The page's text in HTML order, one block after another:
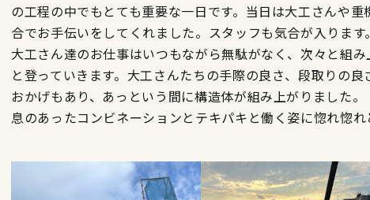
の工程の中でもとても重要な一日です。当日は大工さんや
合でお手伝いをしてくれました。スタッフも気合が入ります。
大工さん達のお仕事はいつもながら無駄がなく、次々と組
と登っていきます。大工さんたちの手際の良さ、段取りの
おかげもあり、あっという間に構造体が組み上がりました
息のあったコンビネーションとテキパキと働く姿に惚れ惚れ